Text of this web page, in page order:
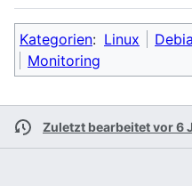
Kategorien: Linux
Monitoring
Zuletzt bearbeitet vor 6